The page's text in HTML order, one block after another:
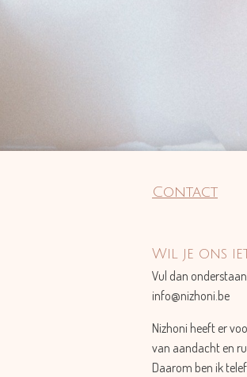
Contact
Wil je ons
Vul dan
info@nizhoni.be
Nizhoni heeft er
van aandacht en
Daarom ben ik